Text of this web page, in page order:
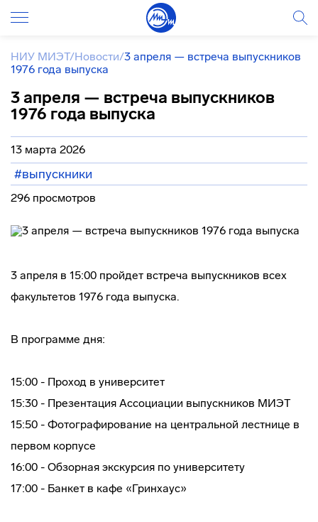
НИУ МИЭТ/Новости/3 апреля — встреча выпускников
1976 года выпуска
3 апреля — встреча выпускников
1976 года выпуска
13 марта 2026
#выпускники
296 просмотров
3 апреля в 15:00 пройдет встреча выпускников всех
факультетов 1976 года выпуска.
В программе дня:
15:00 - Проход в университет
15:30 - Презентация Ассоциации выпускников МИЭТ
15:50 - Фотографирование на центральной лестнице в
первом корпусе
16:00 - Обзорная экскурсия по университету
17:00 - Банкет в кафе «Гринхаус»